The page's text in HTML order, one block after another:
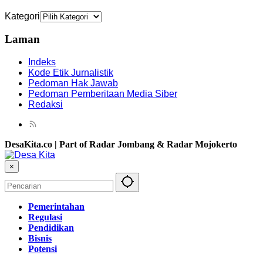
Kategori
Laman
Indeks
Kode Etik Jurnalistik
Pedoman Hak Jawab
Pedoman Pemberitaan Media Siber
Redaksi
DesaKita.co | Part of Radar Jombang & Radar Mojokerto
×
Pemerintahan
Regulasi
Pendidikan
Bisnis
Potensi